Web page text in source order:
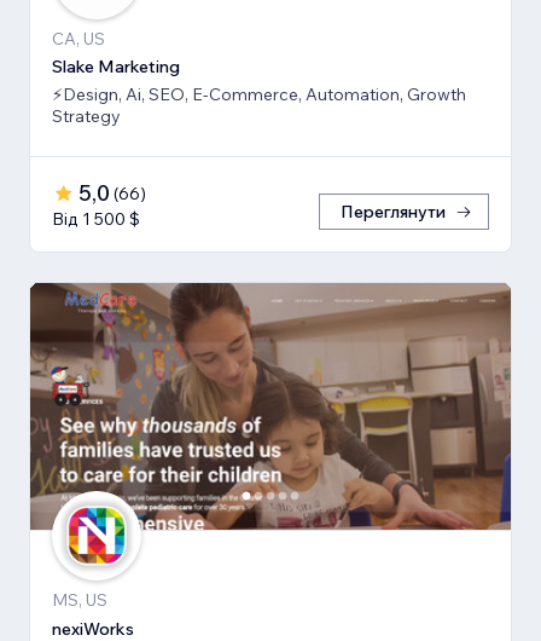
CA, US
Slake Marketing
⚡Design, Ai, SEO, E-Commerce, Automation, Growth
Strategy
5,0 (66)
Від 1 500 $
Переглянути
MS, US
nexiWorks